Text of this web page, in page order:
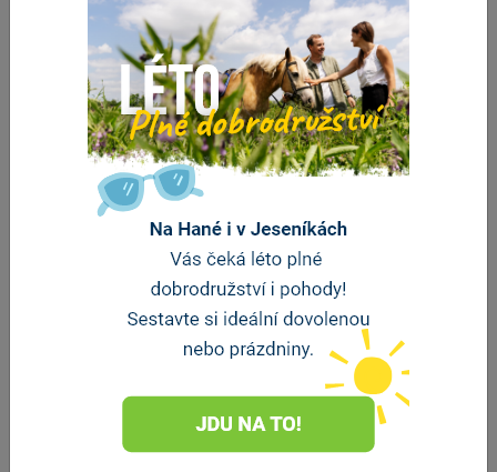
Penzion Na Hradě
Olomouc
vzdálenost 123 m